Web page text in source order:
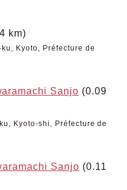
km)
Kyoto, Préfecture de
Sanjo (0.09
Kyoto-shi, Préfecture de
Sanjo (0.11